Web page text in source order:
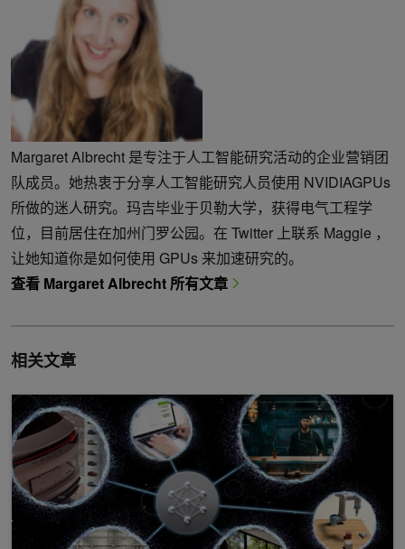
Margaret Albrecht 是专注于人工智能研究活动的企业营销团
队成员。她热衷于分享人工智能研究人员使用 NVIDIAGPUs
所做的迷人研究。玛吉毕业于贝勒大学，获得电气工程学
位，目前居住在加州门罗公园。在 Twitter 上联系 Maggie ，
让她知道你是如何使用 GPUs 来加速研究的。
查看 Margaret Albrecht 所有文章
相关文章
在 GPU 加速的 Google Cloud 上使用 NVIDIA NeMo 简化生成式